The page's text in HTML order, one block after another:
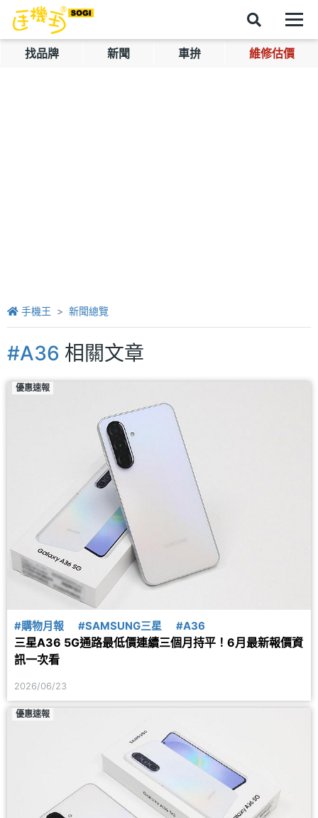
找品牌 新聞 車拚 維修估價
手機王 新聞總覽
#A36 相關文章
優惠速報
#購物月報 #SAMSUNG三星 #A36
三星A36 5G通路最低價連續三個月持平！6月最新報價資
訊一次看
2026/06/23
優惠速報